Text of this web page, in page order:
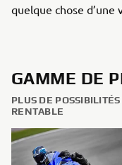
quelque chose
GAMME DE
PLUS DE
RENTABLE